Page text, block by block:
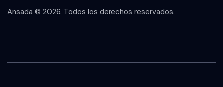
Ansada © 2026. Todos los derechos reservados.